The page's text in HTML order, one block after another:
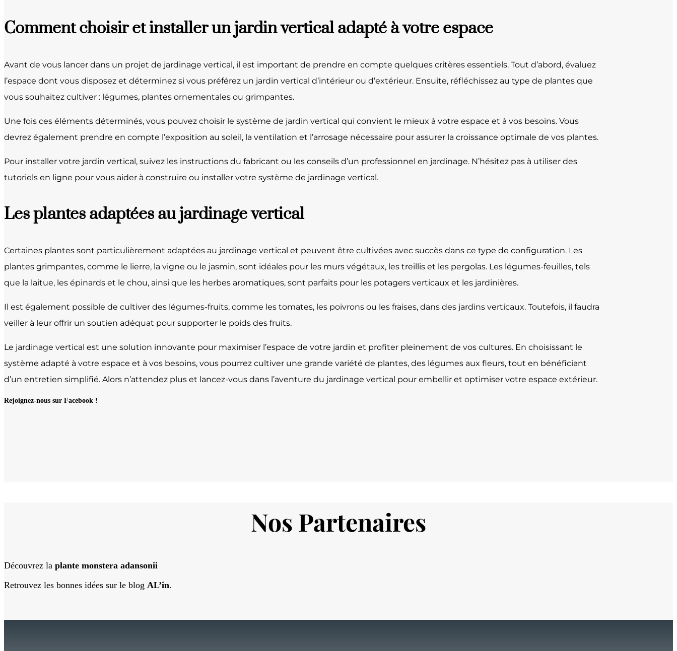
Comment choisir et installer un jardin vertical adapté à votre espace
Avant de vous lancer dans un projet de jardinage vertical, il est important de prendre en compte quelques critères essentiels. Tout d’abord, évaluez
l’espace dont vous disposez et déterminez si vous préférez un jardin vertical d’intérieur ou d’extérieur. Ensuite, réfléchissez au type de plantes que
vous souhaitez cultiver : légumes, plantes ornementales ou grimpantes.
Une fois ces éléments déterminés, vous pouvez choisir le système de jardin vertical qui convient le mieux à votre espace et à vos besoins. Vous
devrez également prendre en compte l’exposition au soleil, la ventilation et l’arrosage nécessaire pour assurer la croissance optimale de vos plantes.
Pour installer votre jardin vertical, suivez les instructions du fabricant ou les conseils d’un professionnel en jardinage. N’hésitez pas à utiliser des
tutoriels en ligne pour vous aider à construire ou installer votre système de jardinage vertical.
Les plantes adaptées au jardinage vertical
Certaines plantes sont particulièrement adaptées au jardinage vertical et peuvent être cultivées avec succès dans ce type de configuration. Les
plantes grimpantes, comme le lierre, la vigne ou le jasmin, sont idéales pour les murs végétaux, les treillis et les pergolas. Les légumes-feuilles, tels
que la laitue, les épinards et le chou, ainsi que les herbes aromatiques, sont parfaits pour les potagers verticaux et les jardinières.
Il est également possible de cultiver des légumes-fruits, comme les tomates, les poivrons ou les fraises, dans des jardins verticaux. Toutefois, il faudra
veiller à leur offrir un soutien adéquat pour supporter le poids des fruits.
Le jardinage vertical est une solution innovante pour maximiser l’espace de votre jardin et profiter pleinement de vos cultures. En choisissant le
système adapté à votre espace et à vos besoins, vous pourrez cultiver une grande variété de plantes, des légumes aux fleurs, tout en bénéficiant
d’un entretien simplifié. Alors n’attendez plus et lancez-vous dans l’aventure du jardinage vertical pour embellir et optimiser votre espace extérieur.
Rejoignez-nous sur Facebook !
Nos Partenaires
Découvrez la plante monstera adansonii
Retrouvez les bonnes idées sur le blog AL’in.